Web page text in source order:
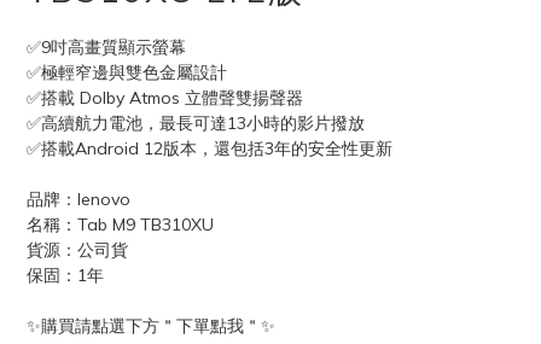
✅9吋高畫質顯示螢幕
✅極輕窄邊與雙色金屬設計
✅搭載 Dolby Atmos 立體聲雙揚聲器
✅高續航力電池，最長可達13小時的影片撥放
✅搭載Android 12版本，還包括3年的安全性更新
品牌：lenovo
名稱：Tab M9 TB310XU
貨源：公司貨
保固：1年
✨購買請點選下方＂下單點我＂✨